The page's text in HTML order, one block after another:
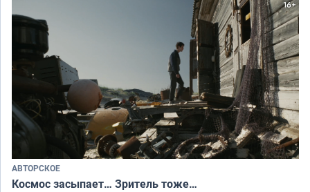
АВТОРСКОЕ
Космос засыпает… Зритель тоже…